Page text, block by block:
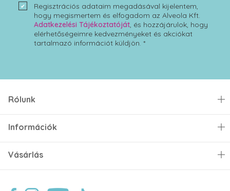
Regisztrációs adataim megadásával kijelentem,
hogy megismertem és elfogadom az Alveola Kft.
Adatkezelési Tájékoztatóját, és hozzájárulok, hogy
elérhetőségeimre kedvezményeket és akciókat
tartalmazó információt küldjön. *
Rólunk
Információk
Vásárlás